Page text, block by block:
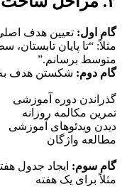
گام اول: تعیین هدف
مثلاً: “تا پایان
متوسط برسانم.”
گام دوم: شکستن هدف
گذراندن دوره آموزشی
تمرین مکالمه روزانه
دیدن ویدئوهای آموزشی
مطالعه واژگان
گام سوم: ایجاد جدول
مثلاً برای یک هفته